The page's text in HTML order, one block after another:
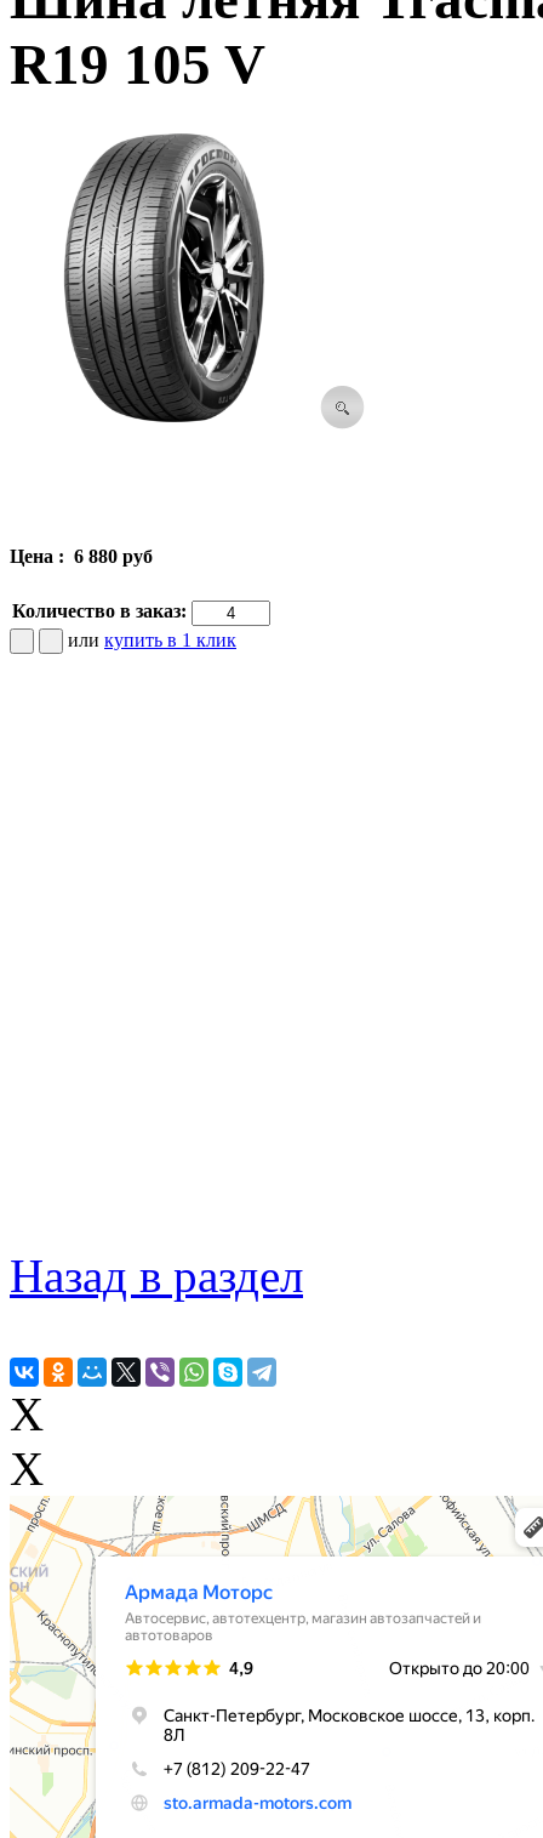
R19 105 V
Цена : 6 880 руб
Количество в заказ:
или купить в 1 клик
Назад в раздел
X
X